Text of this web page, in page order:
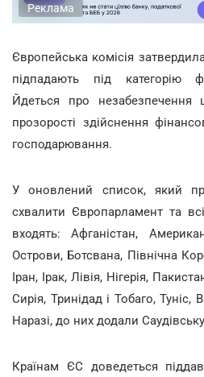
Реклама
Європейська комісія
підпадають під категорію
Йдеться про
прозорості здійснення
господарювання.
У оновлений список, який
схвалити Європарламент та
входять: Афганістан,
Острови, Ботсвана, Північна
Іран, Ірак, Лівія, Нігерія,
Сирія, Тринідад і Тобаго, Туніс,
Наразі, до них додали
Країнам ЄС доведеться